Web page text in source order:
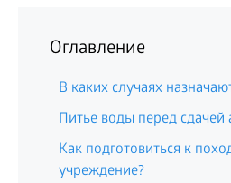
Оглавление
В каких случаях
Питье воды перед сдачей
Как подготовиться к
учреждение?